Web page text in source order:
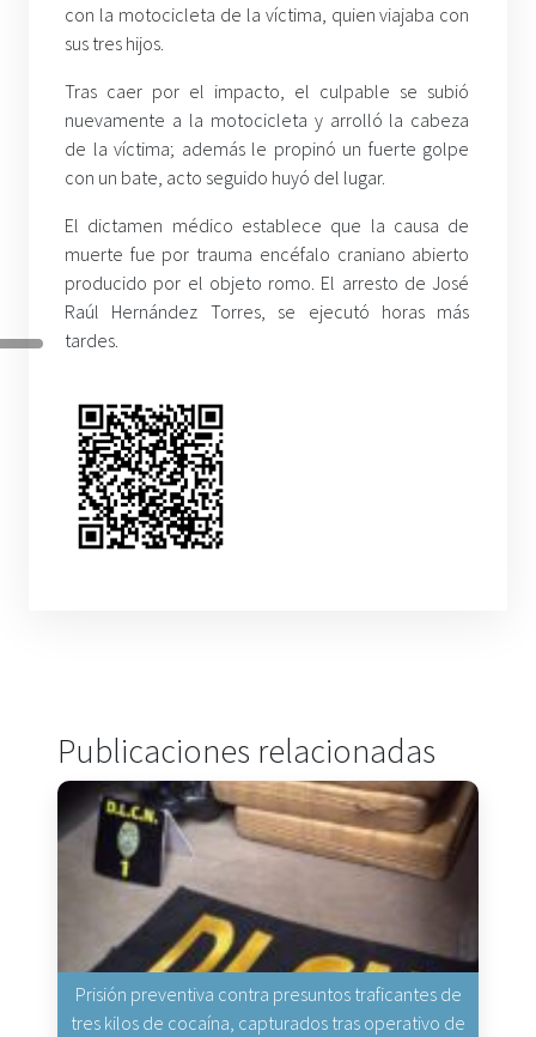
con la motocicleta de la víctima, quien viajaba con
sus tres hijos.
Tras caer por el impacto, el culpable se subió
nuevamente a la motocicleta y arrolló la cabeza
de la víctima; además le propinó un fuerte golpe
con un bate, acto seguido huyó del lugar.
El dictamen médico establece que la causa de
muerte fue por trauma encéfalo craniano abierto
producido por el objeto romo. El arresto de José
Raúl Hernández Torres, se ejecutó horas más
tardes.
Publicaciones relacionadas
Prisión preventiva contra presuntos traficantes de
tres kilos de cocaína, capturados tras operativo de